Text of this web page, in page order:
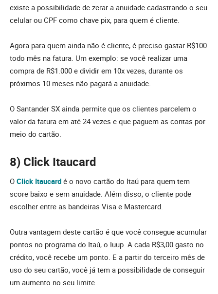
existe a possibilidade de zerar a anuidade cadastrando o seu
celular ou CPF como chave pix, para quem é cliente.
Agora para quem ainda não é cliente, é preciso gastar R$100
todo mês na fatura. Um exemplo: se você realizar uma
compra de R$1.000 e dividir em 10x vezes, durante os
próximos 10 meses não pagará a anuidade.
O Santander SX ainda permite que os clientes parcelem o
valor da fatura em até 24 vezes e que paguem as contas por
meio do cartão.
8) Click Itaucard
O Click Itaucard é o novo cartão do Itaú para quem tem
score baixo e sem anuidade. Além disso, o cliente pode
escolher entre as bandeiras Visa e Mastercard.
Outra vantagem deste cartão é que você consegue acumular
pontos no programa do Itaú, o Iuup. A cada R$3,00 gasto no
crédito, você recebe um ponto. E a partir do terceiro mês de
uso do seu cartão, você já tem a possibilidade de conseguir
um aumento no seu limite.